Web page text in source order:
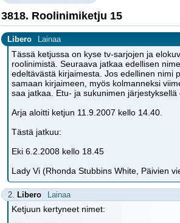
3818. Roolinimiketju 15
Libero Lainaa
Tässä ketjussa on kyse tv-sarjojen ja
roolinimistä. Seuraava jatkaa edellisen
edeltävästä kirjaimesta. Jos edellinen nimi
samaan kirjaimeen, myös kolmanneksi
saa jatkaa. Etu- ja sukunimen järjestyksellä
Arja aloitti ketjun 11.9.2007 kello 14.40.
Tästä jatkuu:
Eki 6.2.2008 kello 18.45
Lady Vi (Rhonda Stubbins White, Päivien
2. Libero Lainaa
Ketjuun kertyneet nimet: